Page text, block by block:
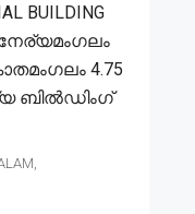
BUILDING
നേര്യമംഗലം
4.75
ബിൽഡിംഗ്